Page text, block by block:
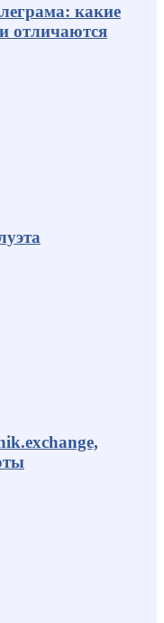
какие
отличаются